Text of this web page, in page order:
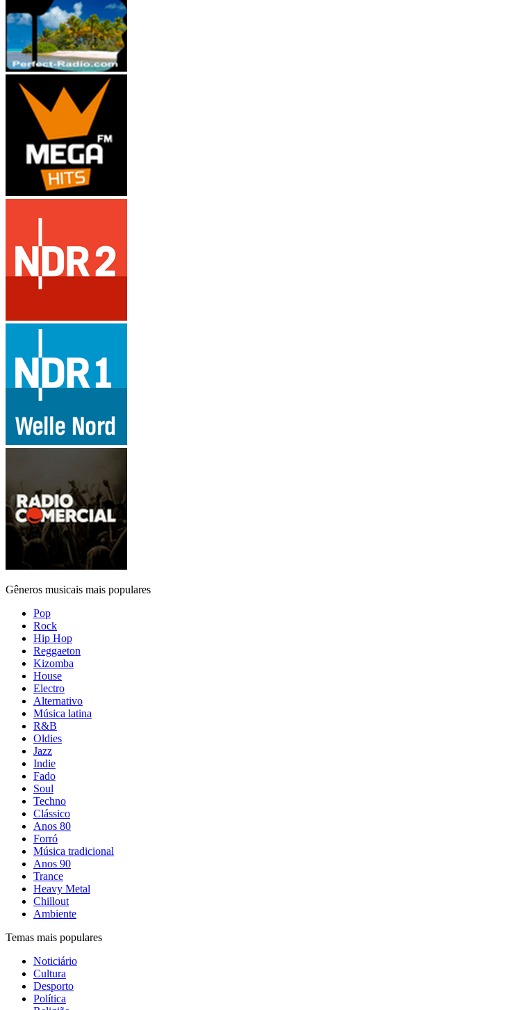
Gêneros musicais mais populares
Pop
Rock
Hip Hop
Reggaeton
Kizomba
House
Electro
Alternativo
Música latina
R&B
Oldies
Jazz
Indie
Fado
Soul
Techno
Clássico
Anos 80
Forró
Música tradicional
Anos 90
Trance
Heavy Metal
Chillout
Ambiente
Temas mais populares
Noticiário
Cultura
Desporto
Política